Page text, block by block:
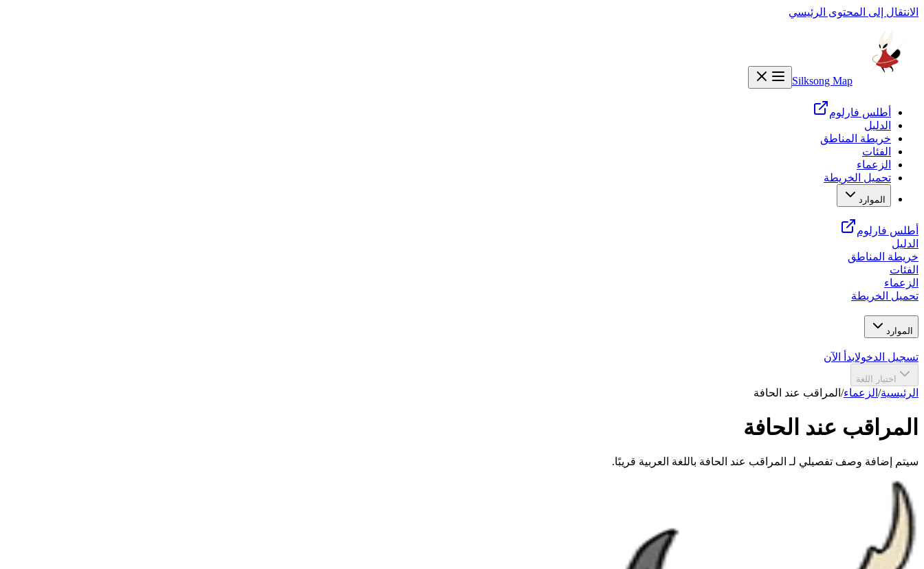
الانتقال إلى المحتوى الرئيسي
Silksong Map
أطلس فارلوم
الدليل
خريطة المناطق
الفئات
الزعماء
تحميل الخريطة
الموارد
أطلس فارلوم
الدليل
خريطة المناطق
الفئات
الزعماء
تحميل الخريطة
الموارد
تسجيل الدخولابدأ الآن
اختيار اللغة
الرئيسية/ الزعماء/ المراقب عند الحافة
المراقب عند الحافة
سيتم إضافة وصف تفصيلي لـ المراقب عند الحافة باللغة العربية قريبًا.